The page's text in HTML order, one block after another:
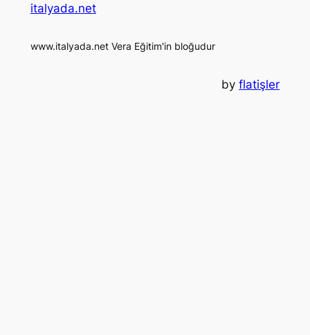
italyada.net
www.italyada.net Vera Eğitim'in bloğudur
byflatişler